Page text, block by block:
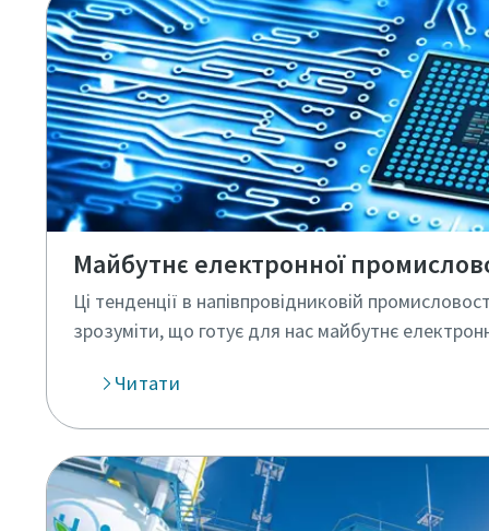
Майбутнє електронної
Ці тенденції в напівпровідниковій
зрозуміти, що готує для нас майбутнє
Читати